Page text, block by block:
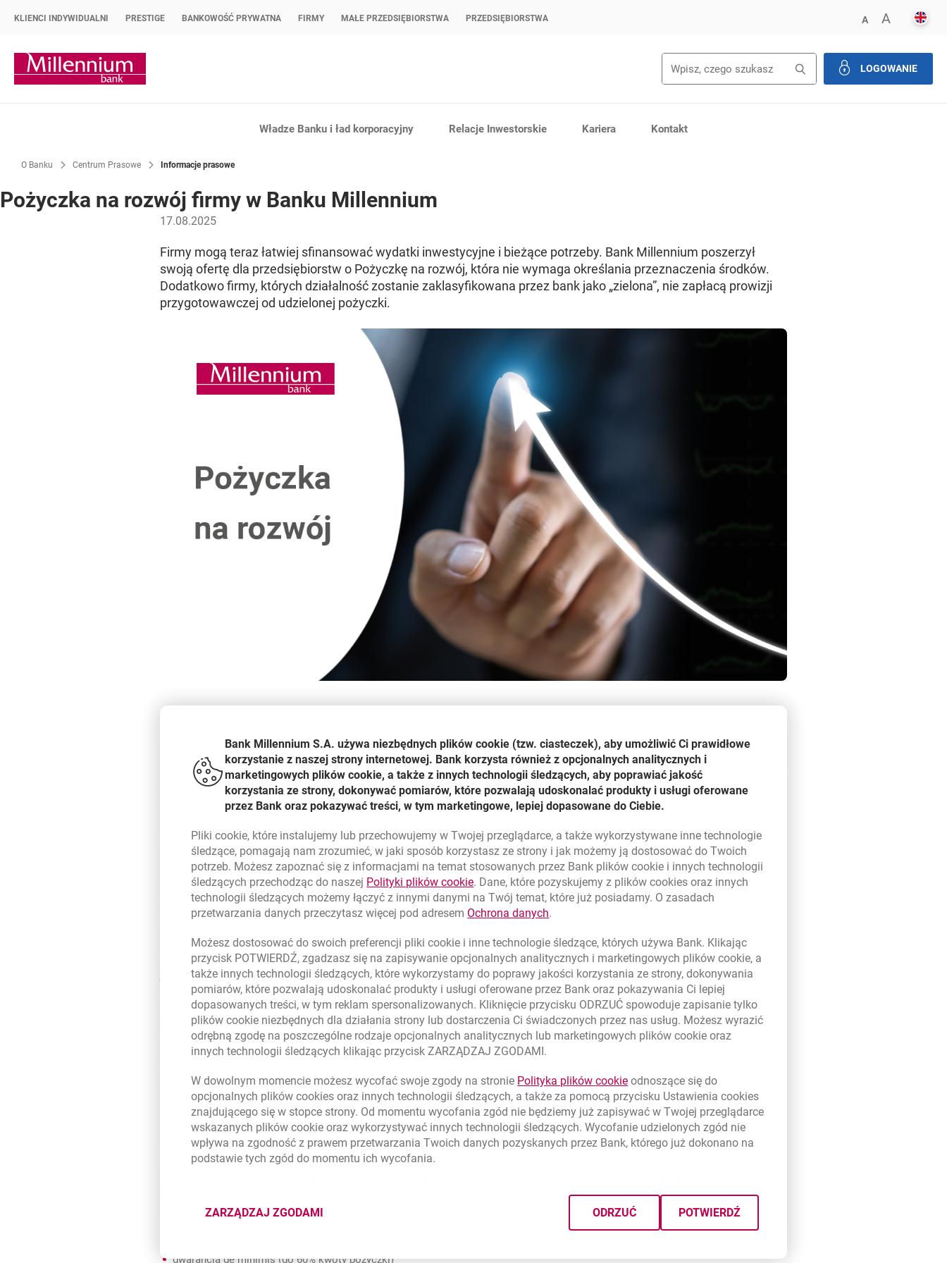
KLIENCI INDYWIDUALNI PRESTIGE BANKOWOŚĆ PRYWATNA FIRMY MAŁE PRZEDSIĘBIORSTWA PRZEDSIĘBIORSTWA AZMNIEJSZ FONT
A
Strona główna Bank Millennium
WyszukajLOGOWANIE
Władze Banku i ład korporacyjny Relacje Inwestorskie Kariera Kontakt
O Banku Centrum Prasowe Informacje prasowe
Pożyczka na rozwój firmy w Banku Millennium
17.08.2025
Firmy mogą teraz łatwiej sfinansować wydatki inwestycyjne i bieżące potrzeby. Bank Millennium poszerzył
swoją ofertę dla przedsiębiorstw o Pożyczkę na rozwój, która nie wymaga określania przeznaczenia środków.
Dodatkowo firmy, których działalność zostanie zaklasyfikowana przez bank jako „zielona”, nie zapłacą prowizji
przygotowawczej od udzielonej pożyczki.
Skala i zakres inwestycji determinowane są dostępnością źródeł finansowania.
Widzimy stopniowo rosnące zainteresowanie przedsiębiorców inwestycjami, szczególnie w kontekście dostępnych funduszy
unijnych i KPO. Jest to zgodne z naszym scenariuszem, który zakłada, że inwestycje będą jednym z głównych motorów
wzrostu gospodarczego w najbliższych latach – mówi Magdalena Zmitrowicz, członkini zarządu Banku Millennium
zrównoważonym rozwoju i zielonej transformacji, inwestycji w rozwiązania i technologie przyjazne środowisku.
Finansowanie, które proponujemy, jest elementem tej strategii i odpowiada na potrzeby firm .
Wsparcie transformacji i rozwoju klientów poprzez dostarczanie firmom zrównoważonego finansowania jest jednym z celów
strategicznych Banku Millennium, który planuje przeznaczyć w okresie 2025-2028 5 mld złotych na finansowanie projektów
dotyczących równoważonego rozwoju. Bank finansuje projekty przyjazne dla środowiska i energooszczędne, w tym związane
Pożyczka na rozwój to elastyczne finansowanie, które nie wymaga wskazywania celu, może więc być wykorzystana zarówno
jako kapitał obrotowy, jak i wsparcie inwestycji: wkład własny lub finansowanie pomostowe przy inwestycjach wspieranych
dotacjami, a także jako finansowanie projektów, które nie kwalifikują się do wsparcia publicznego. Oferuje preferencyjne
warunki dla firm, których działalność bank zakwalifikuje jako „zieloną” (firma osiąga większość przychodów ze sprzedaży
produktów lub świadczenia usług związanych ze zrównoważonym rozwojem lub ochroną środowiska). To konkretne wsparcie
dla przedsiębiorstw, które chcą łączyć rozwój biznesu z odpowiedzialnością środowiskową.
środki otrzymują jednorazowo na rachunek. Mogą wnioskować o kwotę do 4 mln zł i rozłożyć spłatę pożyczki na aż 5 lat.
Mają też możliwość przesunięcia spłaty pierwszej raty kapitału do 3 miesięcy od podpisania umowy.
W dynamicznym otoczeniu gospodarczym firmy potrzebują rozwiązań, które są szybkie, proste i elastyczne oraz dostępne
we właściwym dla nich momencie. Proponowane przez nas finansowanie jest dopasowane do aktualnych potrzeb.
Proponujemy nie tylko wysoką w stosunku do rynku kwotę finansowania, ale też wydłużony okres kredytowania i możliwość
gwarancja de minimis (do 60% kwoty pożyczki)
Bank Millennium S.A. używa niezbędnych plikówcookie (tzw. ciasteczek), aby umożliwić Ci prawidłowe
korzystanie z naszej strony internetowej. Bank korzysta również z opcjonalnych analitycznych i
marketingowych plików cookie, a także z innych technologii śledzących, aby poprawiać jakość
korzystania ze strony, dokonywać pomiarów, które pozwalają udoskonalać produkty i usługi oferowane
przez Bank oraz pokazywać treści, w tym marketingowe, lepiej dopasowane do Ciebie.
Plikicookie, które instalujemy lub przechowujemy w Twojej przeglądarce, a także wykorzystywane inne technologie
śledzące, pomagają nam zrozumieć, w jaki sposób korzystasz ze strony i jak możemy ją dostosować do Twoich
potrzeb. Możesz zapoznać się z informacjami na temat stosowanych przez Bank plikówcookie i innych technologii
śledzących przechodząc do naszej Polityki plikówcookielink otwiera się w nowym oknie
. Dane, które pozyskujemy z plikówcookies oraz innych
technologii śledzących możemy łączyć z innymi danymi na Twój temat, które już posiadamy. O zasadach
przetwarzania danych przeczytasz więcej pod adresem Ochrona danychlink otwiera się w nowym oknie
.
Możesz dostosować do swoich preferencji plikicookie i inne technologie śledzące, których używa Bank. Klikając
przycisk POTWIERDŹ, zgadzasz się na zapisywanie opcjonalnych analitycznych i marketingowych plikówcookie, a
także innych technologii śledzących, które wykorzystamy do poprawy jakości korzystania ze strony, dokonywania
pomiarów, które pozwalają udoskonalać produkty i usługi oferowane przez Bank oraz pokazywania Ci lepiej
dopasowanych treści, w tym reklam spersonalizowanych. Kliknięcie przycisku ODRZUĆ spowoduje zapisanie tylko
plikówcookie niezbędnych dla działania strony lub dostarczenia Ci świadczonych przez nas usług. Możesz wyrazić
odrębną zgodę na poszczególne rodzaje opcjonalnych analitycznych lub marketingowych plikówcookie oraz
innych technologii śledzących klikając przycisk ZARZĄDZAJ ZGODAMI.
W dowolnym momencie możesz wycofać swoje zgody na stronie Polityka plikówcookielink otwiera się w nowym oknie
odnoszące się do
opcjonalnych plikówcookies oraz innych technologii śledzących, a także za pomocą przycisku Ustawieniacookies
znajdującego się w stopce strony. Od momentu wycofania zgód nie będziemy już zapisywać w Twojej przeglądarce
wskazanych plikówcookie oraz wykorzystywać innych technologii śledzących. Wycofanie udzielonych zgód nie
wpływa na zgodność z prawem przetwarzania Twoich danych pozyskanych przez Bank, którego już dokonano na
podstawie tych zgód do momentu ich wycofania.
ZARZĄDZAJ ZGODAMI
DOTYCZĄCYMI PLIKÓW
ODRZUĆ POTWIERDŹ